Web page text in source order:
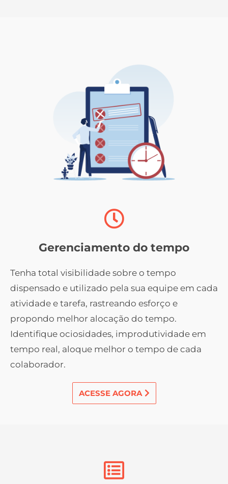
Gerenciamento do tempo
Tenha total visibilidade sobre o tempo
dispensado e utilizado pela sua equipe em cada
atividade e tarefa, rastreando esforço e
propondo melhor alocação do tempo.
Identifique ociosidades, improdutividade em
tempo real, aloque melhor o tempo de cada
colaborador.
ACESSE AGORA